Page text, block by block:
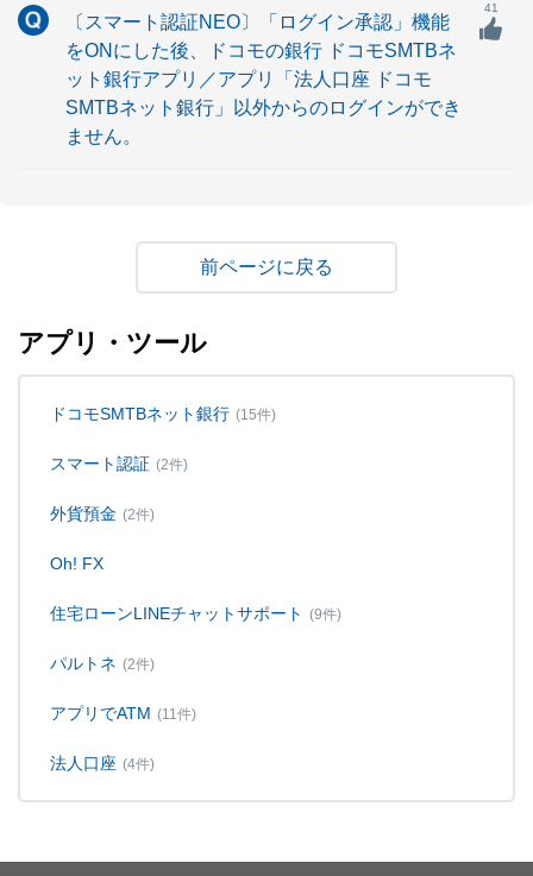
〔スマート認証NEO〕「ログイン承認」機能
をONにした後、ドコモの銀行 ドコモSMTBネ
ット銀行アプリ／アプリ「法人口座 ドコモ
SMTBネット銀行」以外からのログインができ
ません。
41
戻る
アプリ・ツール
ドコモSMTBネット銀行 (15件)
スマート認証 (2件)
外貨預金 (2件)
Oh! FX
住宅ローンLINEチャットサポート (9件)
パルトネ (2件)
アプリでATM (11件)
法人口座 (4件)